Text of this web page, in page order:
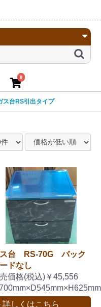
0
ス台RS引出タイプ
ス台 RS-70G バック
ドなし
価格(税込)￥45,556
詳しくはこちら